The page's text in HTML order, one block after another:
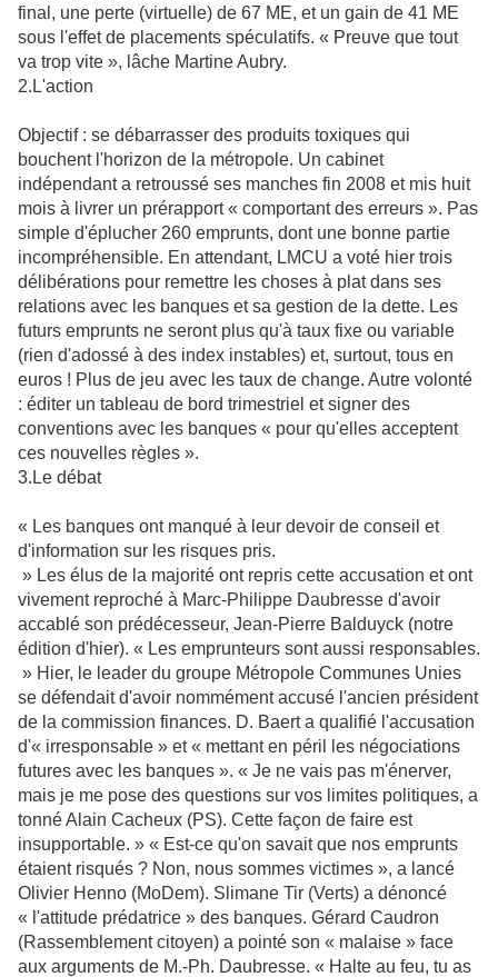
final, une perte (virtuelle) de 67 ME, et un gain de 41 ME
sous l'effet de placements spéculatifs. « Preuve que tout
va trop vite », lâche Martine Aubry.
2.L'action
Objectif : se débarrasser des produits toxiques qui
bouchent l'horizon de la métropole. Un cabinet
indépendant a retroussé ses manches fin 2008 et mis huit
mois à livrer un prérapport « comportant des erreurs ». Pas
simple d'éplucher 260 emprunts, dont une bonne partie
incompréhensible. En attendant, LMCU a voté hier trois
délibérations pour remettre les choses à plat dans ses
relations avec les banques et sa gestion de la dette. Les
futurs emprunts ne seront plus qu'à taux fixe ou variable
(rien d'adossé à des index instables) et, surtout, tous en
euros ! Plus de jeu avec les taux de change. Autre volonté
: éditer un tableau de bord trimestriel et signer des
conventions avec les banques « pour qu'elles acceptent
ces nouvelles règles ».
3.Le débat
« Les banques ont manqué à leur devoir de conseil et
d'information sur les risques pris.
» Les élus de la majorité ont repris cette accusation et ont
vivement reproché à Marc-Philippe Daubresse d'avoir
accablé son prédécesseur, Jean-Pierre Balduyck (notre
édition d'hier). « Les emprunteurs sont aussi responsables.
» Hier, le leader du groupe Métropole Communes Unies
se défendait d'avoir nommément accusé l'ancien président
de la commission finances. D. Baert a qualifié l'accusation
d'« irresponsable » et « mettant en péril les négociations
futures avec les banques ». « Je ne vais pas m'énerver,
mais je me pose des questions sur vos limites politiques, a
tonné Alain Cacheux (PS). Cette façon de faire est
insupportable. » « Est-ce qu'on savait que nos emprunts
étaient risqués ? Non, nous sommes victimes », a lancé
Olivier Henno (MoDem). Slimane Tir (Verts) a dénoncé
« l'attitude prédatrice » des banques. Gérard Caudron
(Rassemblement citoyen) a pointé son « malaise » face
aux arguments de M.-Ph. Daubresse. « Halte au feu, tu as